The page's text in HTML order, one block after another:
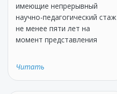
имеющие непрерывный
научно-педагогический стаж
не менее пяти лет на
момент представления
Читать